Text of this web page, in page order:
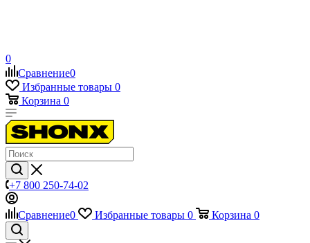
0
Сравнение0
Избранные товары 0
Корзина 0
+7 800 250-74-02
Сравнение0 Избранные товары 0 Корзина 0